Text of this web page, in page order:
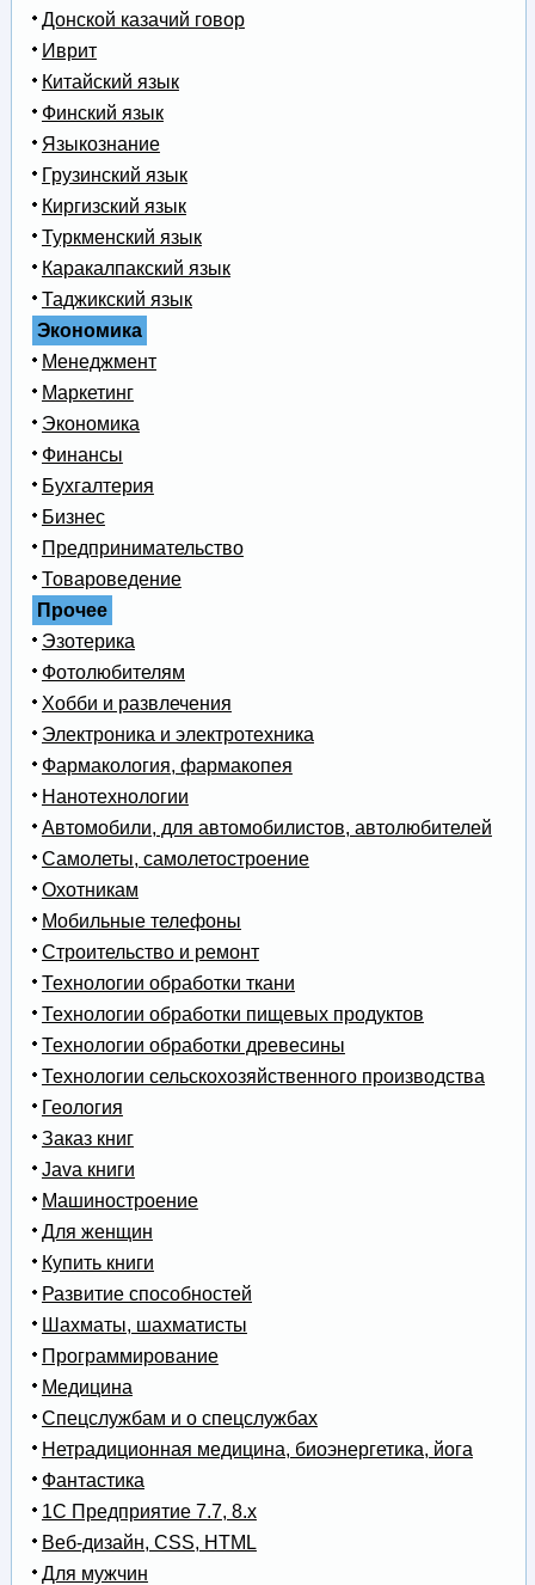
Донской казачий говор
Иврит
Китайский язык
Финский язык
Языкознание
Грузинский язык
Киргизский язык
Туркменский язык
Каракалпакский язык
Таджикский язык
Экономика
Менеджмент
Маркетинг
Экономика
Финансы
Бухгалтерия
Бизнес
Предпринимательство
Товароведение
Прочее
Эзотерика
Фотолюбителям
Хобби и развлечения
Электроника и электротехника
Фармакология, фармакопея
Нанотехнологии
Автомобили, для автомобилистов, автолюбителей
Самолеты, самолетостроение
Охотникам
Мобильные телефоны
Строительство и ремонт
Технологии обработки ткани
Технологии обработки пищевых продуктов
Технологии обработки древесины
Технологии сельскохозяйственного производства
Геология
Заказ книг
Java книги
Машиностроение
Для женщин
Купить книги
Развитие способностей
Шахматы, шахматисты
Программирование
Медицина
Спецслужбам и о спецслужбах
Нетрадиционная медицина, биоэнергетика, йога
Фантастика
1С Предприятие 7.7, 8.x
Веб-дизайн, CSS, HTML
Для мужчин